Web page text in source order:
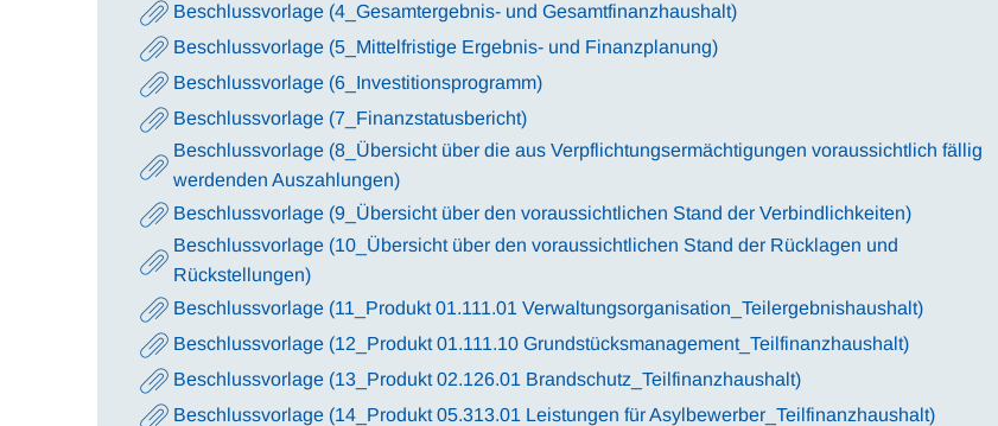
Beschlussvorlage (4_Gesamtergebnis- und Gesamtfinanzhaushalt)
Beschlussvorlage (5_Mittelfristige Ergebnis- und Finanzplanung)
Beschlussvorlage (6_Investitionsprogramm)
Beschlussvorlage (7_Finanzstatusbericht)
Beschlussvorlage (8_Übersicht über die aus Verpflichtungsermächtigungen voraussichtlich fällig
werdenden Auszahlungen)
Beschlussvorlage (9_Übersicht über den voraussichtlichen Stand der Verbindlichkeiten)
Beschlussvorlage (10_Übersicht über den voraussichtlichen Stand der Rücklagen und
Rückstellungen)
Beschlussvorlage (11_Produkt 01.111.01 Verwaltungsorganisation_Teilergebnishaushalt)
Beschlussvorlage (12_Produkt 01.111.10 Grundstücksmanagement_Teilfinanzhaushalt)
Beschlussvorlage (13_Produkt 02.126.01 Brandschutz_Teilfinanzhaushalt)
Beschlussvorlage (14_Produkt 05.313.01 Leistungen für Asylbewerber_Teilfinanzhaushalt)